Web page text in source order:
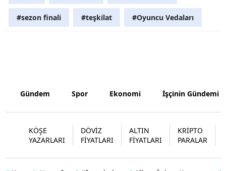
Bayburt
Bartın
#sezon finali #teşkilat #Oyuncu Vedaları
Gündem Spor Ekonomi İşçinin Gündemi
KÖŞE
YAZARLARI
DÖVİZ
FİYATLARI
ALTIN
FİYATLARI
KRİPTO
PARALAR